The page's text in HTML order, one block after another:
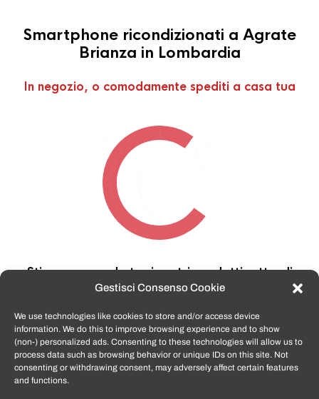
Gestisci Consenso Cookie
We use technologies like cookies to store and/or access device
information. We do this to improve browsing experience and to show
(non-) personalized ads. Consenting to these technologies will allow us to
process data such as browsing behavior or unique IDs on this site. Not
consenting or withdrawing consent, may adversely affect certain features
and functions.
Smartphone ricondizionati a Agrate
Brianza in Lombardia
In negozio, o comodamente spediti a casa tua
Stiamo cercando tra i nostri prodotti, attendi
qualche secondo…
TomatoSmartphone.itè lo shop n.1 in italia per
smartphone ricondizionati garantiti e certificati
di tutte le marche,APPLE, SAMSUNG, HUAWEI,
ONEPLUS, XIAOMI e tanto altro